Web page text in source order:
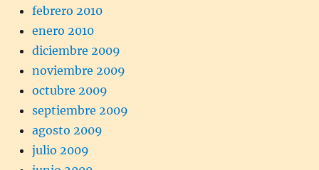
febrero 2010
enero 2010
diciembre 2009
noviembre 2009
octubre 2009
septiembre 2009
agosto 2009
julio 2009